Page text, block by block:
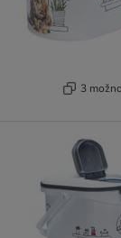
3